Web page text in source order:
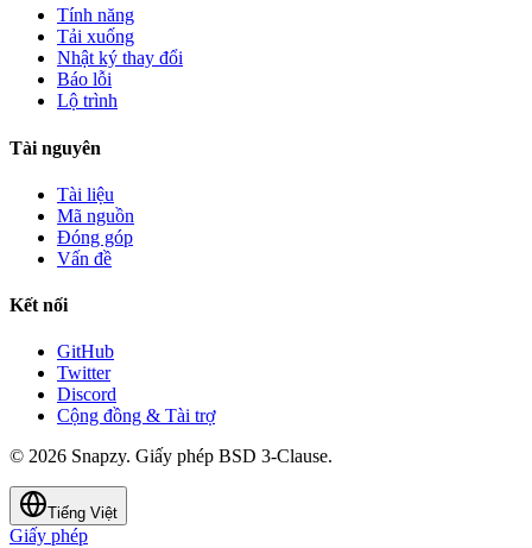
Tính năng
Tải xuống
Nhật ký thay đổi
Báo lỗi
Lộ trình
Tài nguyên
Tài liệu
Mã nguồn
Đóng góp
Vấn đề
Kết nối
GitHub
Twitter
Discord
Cộng đồng & Tài trợ
© 2026 Snapzy. Giấy phép BSD 3-Clause.
Tiếng Việt
Giấy phép